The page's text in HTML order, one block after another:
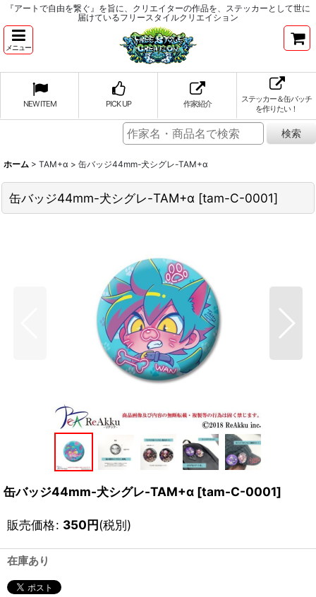
『アートで自由を繋ぐ』を旨に、クリエイターの作品を、ステッカーとして世に
届けているフリースタイルクリエイション
メニュー
NEW ITEM PICK UP 作家紹介
ステッカー＆缶バッチ
を作りたい！
ホーム > TAM+α > 缶バッジ44mm-犬シグレ-TAM+α
缶バッジ44mm-犬シグレ-TAM+α [tam-C-0001]
缶バッジ44mm-犬シグレ-TAM+α [tam-C-0001]
販売価格: 350円(税別)
在庫あり